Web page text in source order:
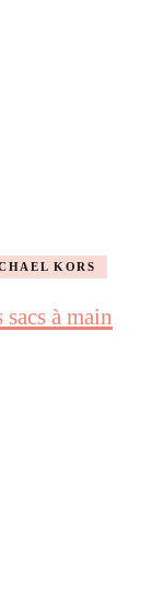
KORS
à main